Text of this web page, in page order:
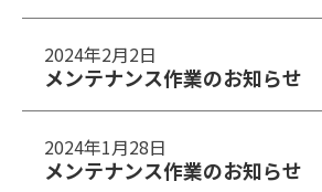
メンテナンス作業のお知らせ
2024年2月2日
メンテナンス作業のお知らせ
2024年1月28日